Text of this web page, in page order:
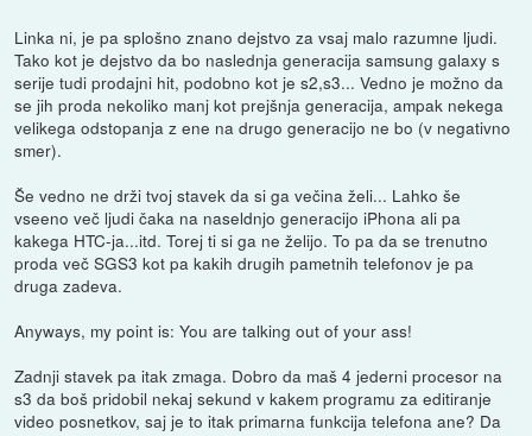
Linka ni, je pa splošno znano dejstvo za vsaj malo razumne ljudi.
Tako kot je dejstvo da bo naslednja generacija samsung galaxy s
serije tudi prodajni hit, podobno kot je s2,s3... Vedno je možno da
se jih proda nekoliko manj kot prejšnja generacija, ampak nekega
velikega odstopanja z ene na drugo generacijo ne bo (v negativno
smer).
Še vedno ne drži tvoj stavek da si ga večina želi... Lahko še
vseeno več ljudi čaka na naseldnjo generacijo iPhona ali pa
kakega HTC-ja...itd. Torej ti si ga ne želijo. To pa da se trenutno
proda več SGS3 kot pa kakih drugih pametnih telefonov je pa
druga zadeva.
Anyways, my point is: You are talking out of your ass!
Zadnji stavek pa itak zmaga. Dobro da maš 4 jederni procesor na
s3 da boš pridobil nekaj sekund v kakem programu za editiranje
video posnetkov, saj je to itak primarna funkcija telefona ane? Da